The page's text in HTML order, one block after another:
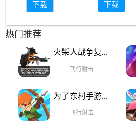
下载 下载
热门推荐
火柴人战争复仇
飞行射击
为了东村手游免
飞行射击